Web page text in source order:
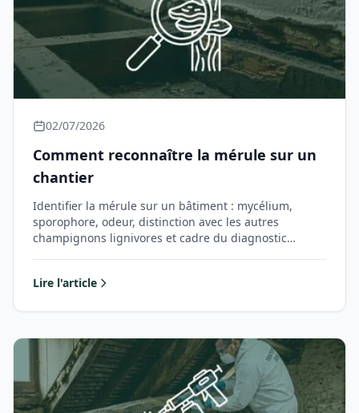
02/07/2026
Comment reconnaître la mérule sur un
chantier
Identifier la mérule sur un bâtiment : mycélium,
sporophore, odeur, distinction avec les autres
champignons lignivores et cadre du diagnostic…
Lire l'article